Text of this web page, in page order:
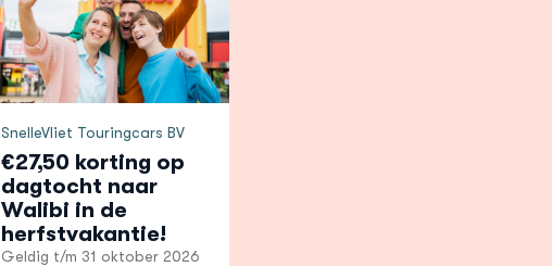
SnelleVliet Touringcars BV
€27,50 korting op
dagtocht naar
Walibi in de
herfstvakantie!
Geldig t/m 31 oktober 2026